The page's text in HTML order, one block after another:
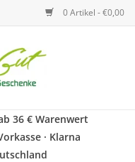
0 Artikel - €0,00
36 € Warenwert
· Klarna